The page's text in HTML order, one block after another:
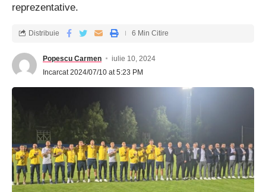
reprezentative.
Popescu Carmen
iulie 10, 2024
Incarcat 2024/07/10 at 5:23 PM
Distribuie 6 Min Citire